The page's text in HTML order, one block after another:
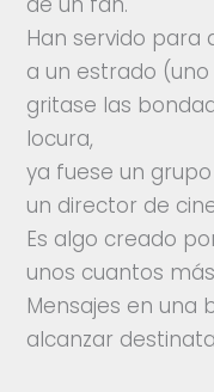
Han servido para
a un estrado
gritase las
locura,
ya fuese un
un director de
Es algo creado
unos cuantos
Mensajes en una
alcanzar